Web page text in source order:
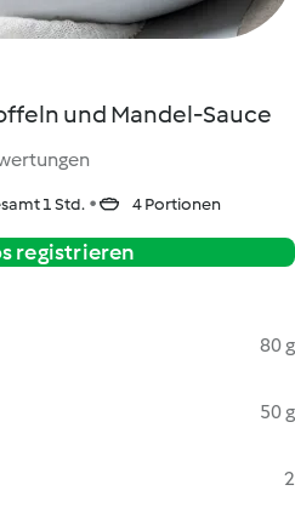
und Mandel-Sauce
1 Std. 4 Portionen
registrieren
80 g
50 g
2